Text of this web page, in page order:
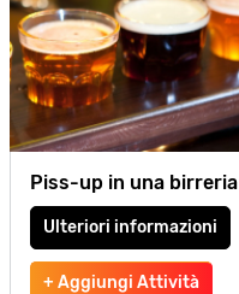
Piss-up in una birreria
Ulteriori informazioni
+ Aggiungi Attività